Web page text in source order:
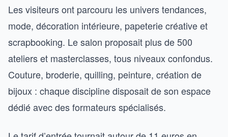
Les visiteurs ont parcouru les univers tendances,
mode, décoration intérieure, papeterie créative et
scrapbooking. Le salon proposait plus de 500
ateliers et masterclasses, tous niveaux confondus.
Couture, broderie, quilling, peinture, création de
bijoux : chaque discipline disposait de son espace
dédié avec des formateurs spécialisés.